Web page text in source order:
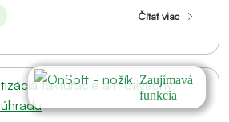
Čítať viac
Zaujímavá
funkcia